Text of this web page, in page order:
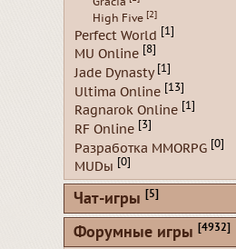
High Five [2]
Perfect World [1]
MU Online [8]
Jade Dynasty [1]
Ultima Online [13]
Ragnarok Online [1]
RF Online [3]
Разработка MMORPG [0]
MUDы [0]
Чат-игры [5]
Форумные игры [4932]